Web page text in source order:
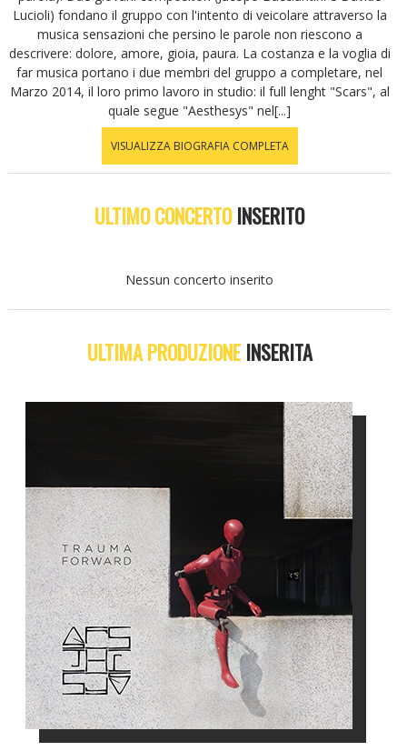
Lucioli) fondano il gruppo con l'intento di veicolare attraverso la
musica sensazioni che persino le parole non riescono a
descrivere: dolore, amore, gioia, paura. La costanza e la voglia di
far musica portano i due membri del gruppo a completare, nel
Marzo 2014, il loro primo lavoro in studio: il full lenght "Scars", al
quale segue "Aesthesys" nel[...]
VISUALIZZA BIOGRAFIA COMPLETA
ULTIMO CONCERTOINSERITO
Nessun concerto inserito
ULTIMA PRODUZIONE INSERITA